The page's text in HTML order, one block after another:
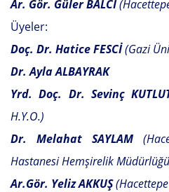
Ar. Gör. Güler BALCI
Üyeler:
Doç. Dr. Hatice FESCİ(Gazi
Dr. Ayla ALBAYRAK
Yrd. Doç. Dr. Sevinç
H.Y.O.)
Dr. Melahat SAYLAM
Hastanesi Hemşirelik
Ar.Gör. Yeliz AKKUŞ